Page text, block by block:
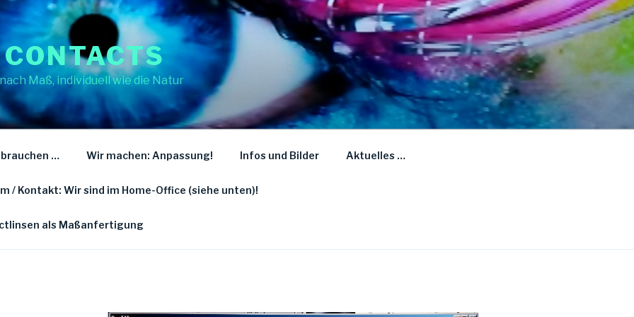
Maß, individuell wie die Natur
… Wir machen: Anpassung! Infos und Bilder Aktuelles …
/ Kontakt: Wir sind im Home-Office (siehe unten)!
als Maßanfertigung